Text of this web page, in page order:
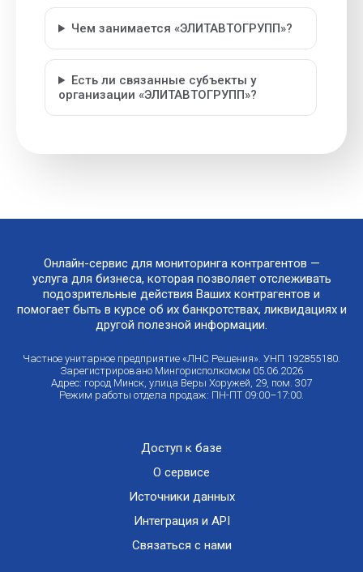
Чем занимается «ЭЛИТАВТОГРУПП»?
Есть ли связанные субъекты у
организации «ЭЛИТАВТОГРУПП»?
Онлайн-сервис для мониторинга контрагентов —
услуга для бизнеса, которая позволяет отслеживать
подозрительные действия Ваших контрагентов и
помогает быть в курсе об их банкротствах, ликвидациях и
другой полезной информации.
Частное унитарное предприятие «ЛНС Решения». УНП 192855180.
Зарегистрировано Мингорисполкомом 05.06.2026
Адрес: город Минск, улица Веры Хоружей, 29, пом. 307
Режим работы отдела продаж: ПН-ПТ 09:00–17:00.
Доступ к базе
О сервисе
Источники данных
Интеграция и API
Связаться с нами